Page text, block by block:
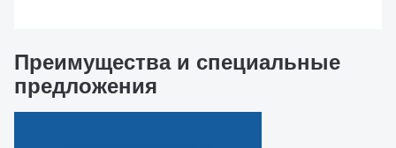
Преимущества и специальные
предложения